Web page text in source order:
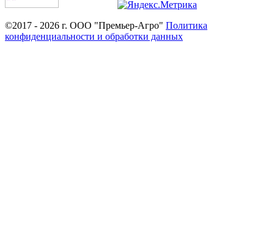
©2017 - 2026 г. ООО "Премьер-Агро" Политика
конфиденциальности и обработки данных